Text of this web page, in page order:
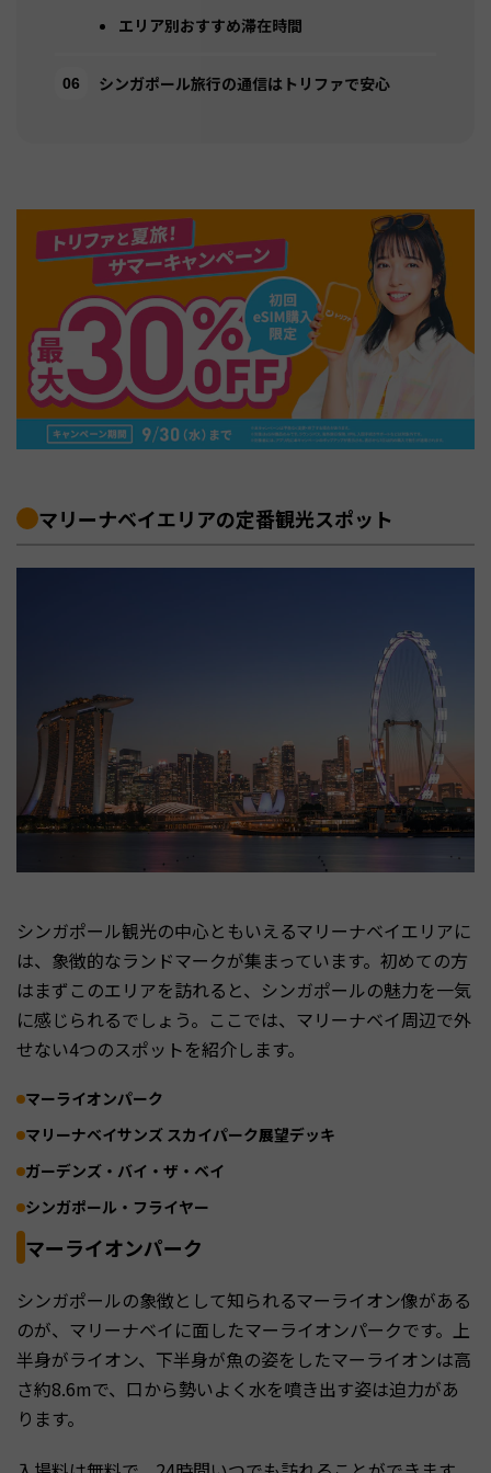
エリア別おすすめ滞在時間
シンガポール旅行の通信はトリファで安心
マリーナベイエリアの定番観光スポット
シンガポール観光の中心ともいえるマリーナベイエリアに
は、象徴的なランドマークが集まっています。初めての方
はまずこのエリアを訪れると、シンガポールの魅力を一気
に感じられるでしょう。ここでは、マリーナベイ周辺で外
せない4つのスポットを紹介します。
マーライオンパーク
マリーナベイサンズ スカイパーク展望デッキ
ガーデンズ・バイ・ザ・ベイ
シンガポール・フライヤー
マーライオンパーク
シンガポールの象徴として知られるマーライオン像がある
のが、マリーナベイに面したマーライオンパークです。上
半身がライオン、下半身が魚の姿をしたマーライオンは高
さ約8.6mで、口から勢いよく水を噴き出す姿は迫力があ
ります。